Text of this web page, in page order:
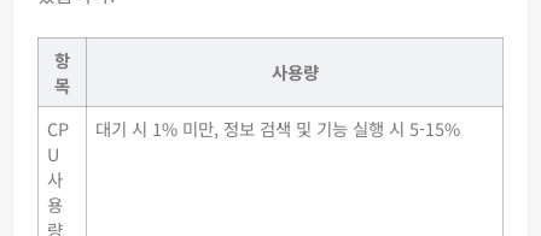
항
목
사용량
CP
U
사
용
량
대기 시 1% 미만, 정보 검색 및 기능 실행 시 5-15%